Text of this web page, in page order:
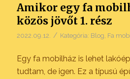
Amikor egy fa
közös jövőt 1. rész
2022.09.12. / Kategória: Blog Fa
Egy fa mobilház is lehet
tudtam, de igen. Ez a típusú